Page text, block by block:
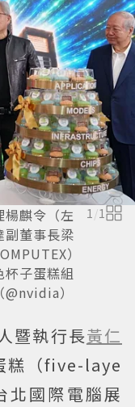
麒令（左
副董事長梁
）
子蛋糕組
）
1/1
暨執行長黃仁
糕（five-laye
北國際電腦展